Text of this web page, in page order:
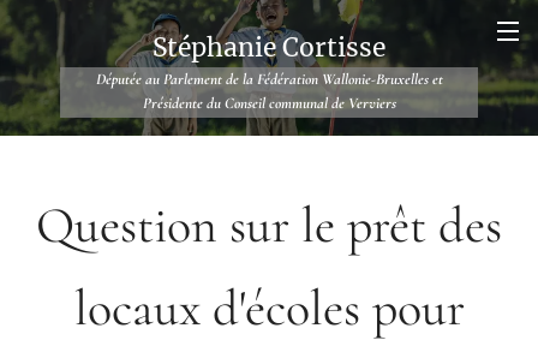
Stéphanie Cortisse
Députée au Parlement de la Fédération Wallonie-Bruxelles et
Présidente du Conseil communal de Verviers
Question sur le prêt des
locaux d'écoles pour